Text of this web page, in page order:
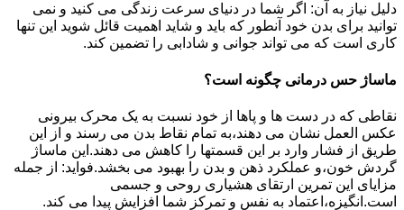
دلیل نیاز به آن: اگر شما در دنیای سرعت زندگی می کنید و نمی
توانید برای بدن خود آنطور که باید و شاید اهمیت قائل شوید این تنها
کاری است که می تواند جوانی و شادابی را تضمین کند.
ماساژ حس درمانی چگونه است؟
نقاطی که در دست ها و پاها از خود نسبت به یک محرک بیرونی
عکس العمل نشان می دهند،به تمام نقاط بدن می رسند و از این
طریق از فشار وارد بر این قسمتها را کاهش می دهند.این ماساژ
گردش خون،و عملکرد ذهن و بدن را بهبود می بخشد.فواید: از جمله
مزایای این تمرین ارتقای هشیاری روحی و جسمی
است.انگیزه،اعتماد به نفس و تمرکز شما افزایش پیدا می کند.